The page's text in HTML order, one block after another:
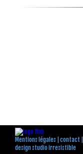
Mentions légales contact
design studio irresistible